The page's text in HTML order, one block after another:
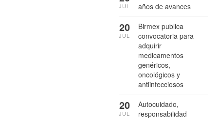
años de avances
JUL
Birmex publica
convocatoria para
adquirir
medicamentos
genéricos,
oncológicos y
antiinfecciosos
20
JUL
Autocuidado,
responsabilidad
20
JUL